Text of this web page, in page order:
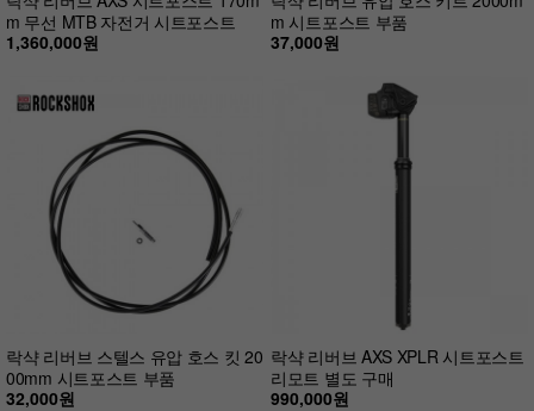
m 무선 MTB 자전거 시트포스트
1,360,000원
m 시트포스트 부품
37,000원
락샥 리버브 스텔스 유압 호스 킷 20
00mm 시트포스트 부품
32,000원
락샥 리버브 AXS XPLR 시트포스트
리모트 별도 구매
990,000원